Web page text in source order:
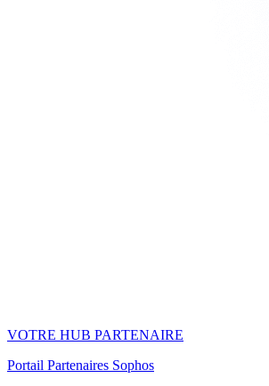
VOTRE HUB PARTENAIRE
Portail Partenaires Sophos